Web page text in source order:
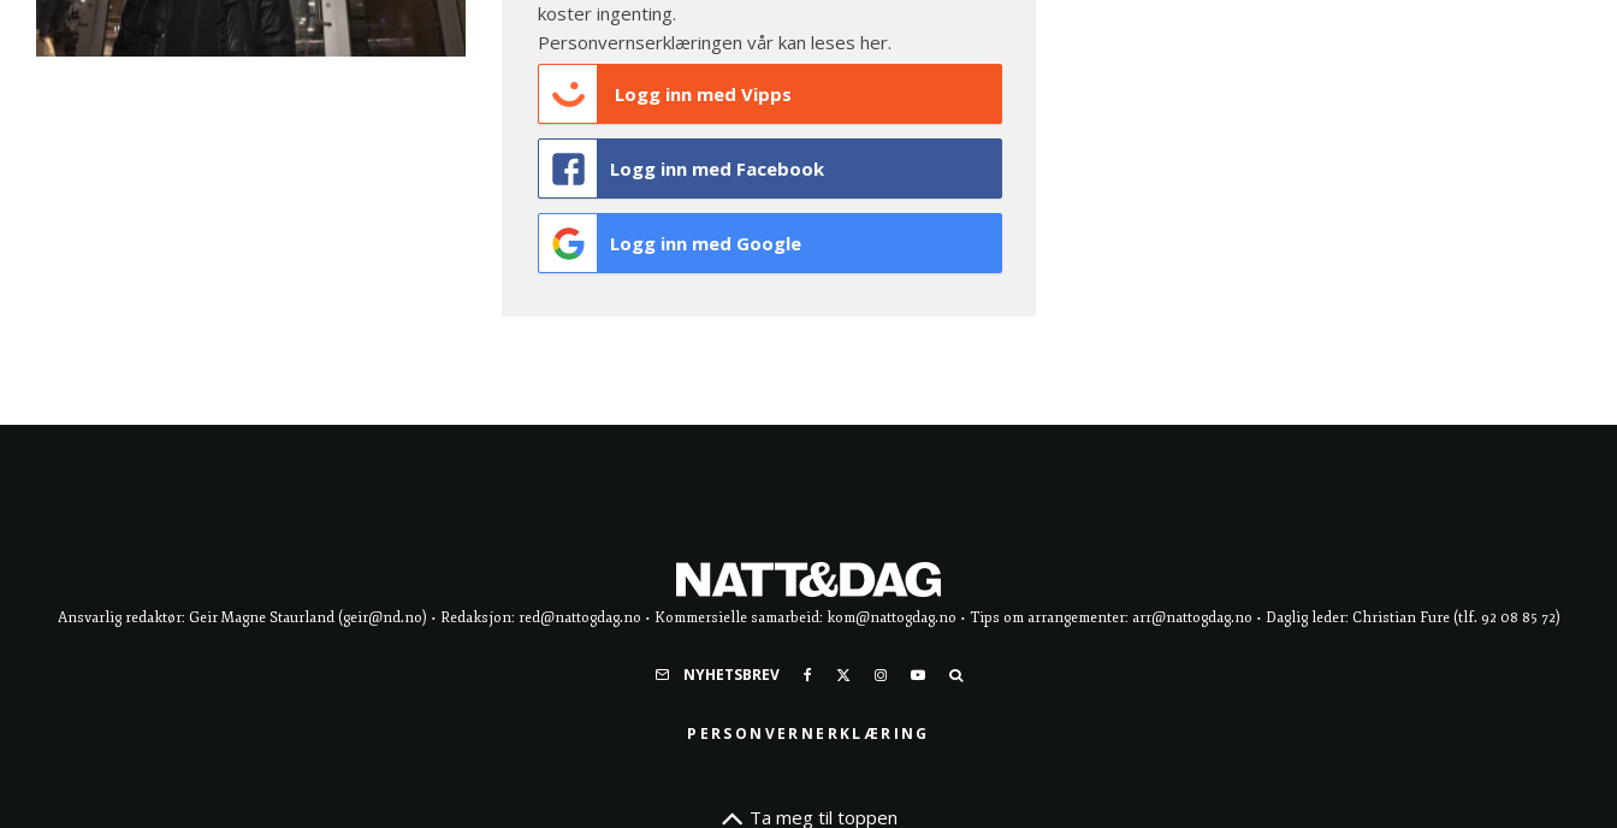
koster ingenting.
Personvernserklæringen vår kan lesesher.
Logg inn med Vipps
Logg inn med Facebook
Logg inn med Google
Ansvarlig redaktør: Geir Magne Staurland (geir@nd.no) • Redaksjon: red@nattogdag.no • Kommersielle samarbeid: kom@nattogdag.no • Tips om arrangementer: arr@nattogdag.no • Daglig leder: Christian Fure (tlf. 92 08 85 72)
NYHETSBREV
PERSONVERNERKLÆRING
Ta meg til toppen